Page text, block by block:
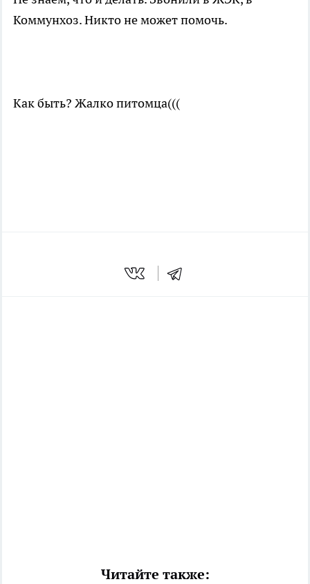
Коммунхоз. Никто не может помочь.
Как быть? Жалко питомца(((
Читайте также: